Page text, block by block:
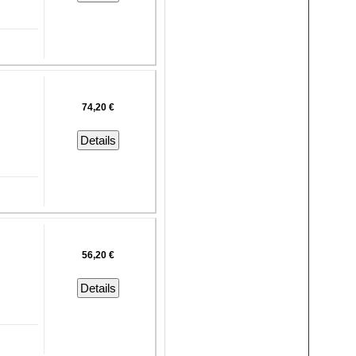
74,20 €
Details
56,20 €
Details